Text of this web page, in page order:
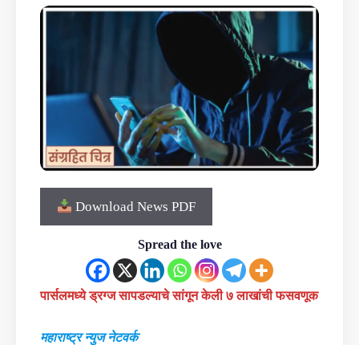
Download News PDF
Spread the love
पार्सलमध्ये ड्रग्ज सापडल्याचे सांगून केली ७ लाखांची फसवणूक
महाराष्ट्र न्युज नेटवर्क